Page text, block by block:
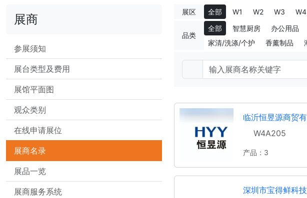
展商
参展须知
展台类型及费用
展馆平面图
观众类别
在线申请展位
展商名录
展品一览
展商服务系统
展区 全部 W1 W2 W3 W4
品类
全部 智慧厨房 办公用品
家清/洗涤/个护
香薰制品
临沂恒昱源商贸
W4A205
产品：3
深圳市宝得鲜科